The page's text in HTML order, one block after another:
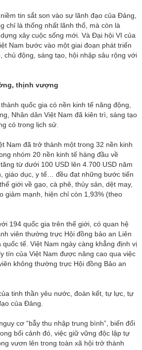
tin sắt son vào sự lãnh đạo của Đảng,
chỉ là thống nhất lãnh thổ, mà còn là
xây cuộc sống mới. Và Đại hội VI của
Nam bước vào một giai đoạn phát triển
động, sáng tạo, hội nhập sâu rộng với
thịnh vượng
quốc gia có nền kinh tế năng động,
Nhân dân Việt Nam đã kiên trì, sáng tạo
có trong lịch sử.
Nam đã trở thành một trong 32 nền kinh
nhóm 20 nền kinh tế hàng đầu về
từ dưới 100 USD lên 4.700 USD năm
giáo dục, y tế… đều đạt những bước tiến
giới về gạo, cà phê, thủy sản, dệt may,
giảm mạnh, hiện chỉ còn 1,93% (theo
194 quốc gia trên thế giới, có quan hệ
viên thường trực Hội đồng bảo an Liên
tế. Việt Nam ngày càng khẳng định vị
tín của Việt Nam được nâng cao qua việc
không thường trực Hội đồng Bảo an
tinh thần yêu nước, đoàn kết, tự lực, tự
của Đảng.
cơ “bẫy thu nhập trung bình”, biến đổi
bối cảnh đó, việc giữ vững độc lập tự
vươn lên trong toàn xã hội trở thành